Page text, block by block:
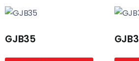
GJB35